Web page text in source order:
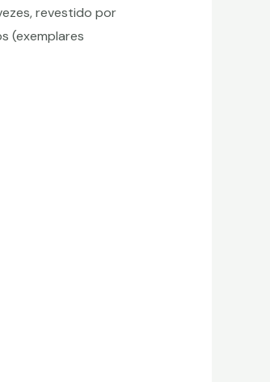
revestido por
(exemplares